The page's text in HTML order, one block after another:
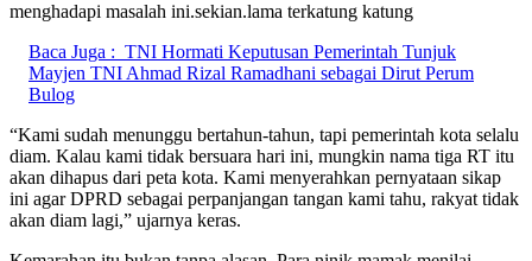
menghadapi masalah ini.sekian.lama terkatung katung
Baca Juga : TNI Hormati Keputusan Pemerintah Tunjuk
Mayjen TNI Ahmad Rizal Ramadhani sebagai Dirut Perum
Bulog
“Kami sudah menunggu bertahun-tahun, tapi pemerintah kota selalu
diam. Kalau kami tidak bersuara hari ini, mungkin nama tiga RT itu
akan dihapus dari peta kota. Kami menyerahkan pernyataan sikap
ini agar DPRD sebagai perpanjangan tangan kami tahu, rakyat tidak
akan diam lagi,” ujarnya keras.